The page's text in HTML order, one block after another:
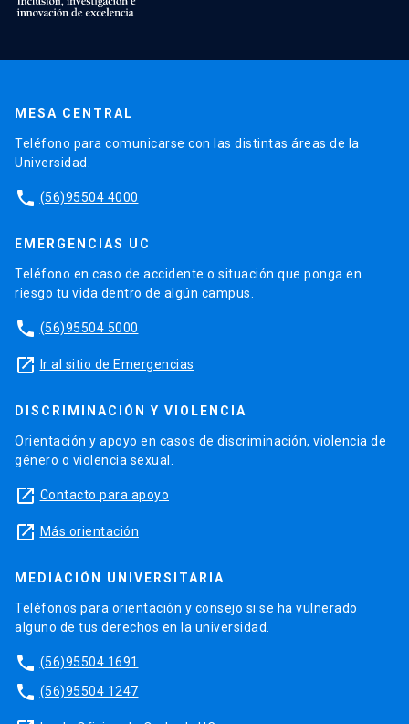
MESA CENTRAL
Teléfono para comunicarse con las distintas áreas de la
Universidad.
phone (56)95504 4000
EMERGENCIAS UC
Teléfono en caso de accidente o situación que ponga en
riesgo tu vida dentro de algún campus.
phone (56)95504 5000
launch Ir al sitio de Emergencias
DISCRIMINACIÓN Y VIOLENCIA
Orientación y apoyo en casos de discriminación, violencia de
género o violencia sexual.
launch Contacto para apoyo
launch Más orientación
MEDIACIÓN UNIVERSITARIA
Teléfonos para orientación y consejo si se ha vulnerado
alguno de tus derechos en la universidad.
phone (56)95504 1691
phone (56)95504 1247